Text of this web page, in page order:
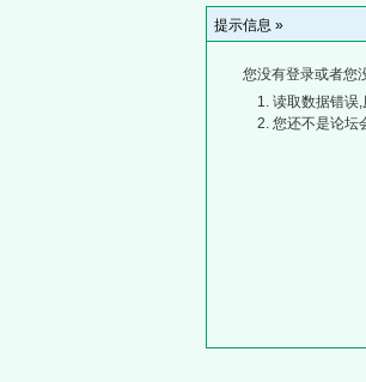
提示信息 »
您没有登录或者您
读取数据错误
您还不是论坛